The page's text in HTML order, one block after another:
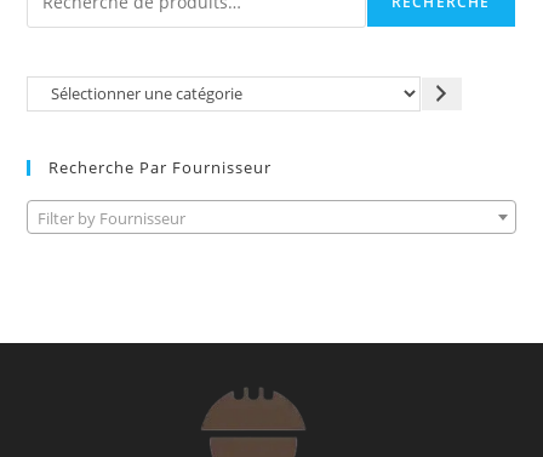
Recherche Par Fournisseur
Filter by Fournisseur